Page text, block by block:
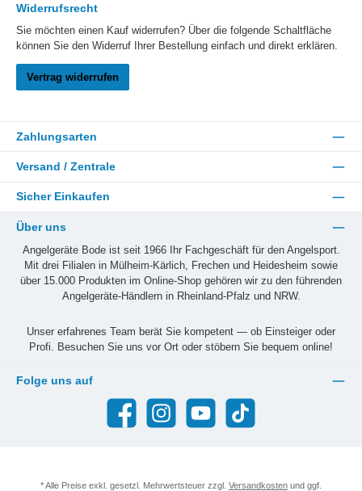
Widerrufsrecht
Sie möchten einen Kauf widerrufen? Über die folgende Schaltfläche
können Sie den Widerruf Ihrer Bestellung einfach und direkt erklären.
Vertrag widerrufen
Zahlungsarten
Versand / Zentrale
Sicher Einkaufen
Über uns
Angelgeräte Bode ist seit 1966 Ihr Fachgeschäft für den Angelsport.
Mit drei Filialen in Mülheim-Kärlich, Frechen und Heidesheim sowie
über 15.000 Produkten im Online-Shop gehören wir zu den führenden
Angelgeräte-Händlern in Rheinland-Pfalz und NRW.
Unser erfahrenes Team berät Sie kompetent — ob Einsteiger oder
Profi. Besuchen Sie uns vor Ort oder stöbern Sie bequem online!
Folge uns auf
Facebook Instagram YouTube TikTok
* Alle Preise exkl. gesetzl. Mehrwertsteuer zzgl. Versandkosten und ggf.